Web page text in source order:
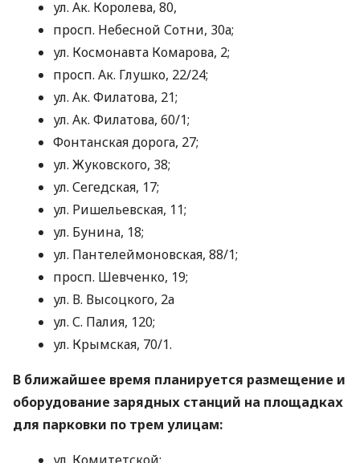
ул. Ак. Королева, 80,
просп. Небесной Сотни, 30а;
ул. Космонавта Комарова, 2;
просп. Ак. Глушко, 22/24;
ул. Ак. Филатова, 21;
ул. Ак. Филатова, 60/1;
Фонтанская дорога, 27;
ул. Жуковского, 38;
ул. Сегедская, 17;
ул. Ришельевская, 11;
ул. Бунина, 18;
ул. Пантелеймоновская, 88/1;
просп. Шевченко, 19;
ул. В. Высоцкого, 2а
ул. С. Палия, 120;
ул. Крымская, 70/1.
В ближайшее время планируется размещение и
оборудование зарядных станций на площадках
для парковки по трем улицам: